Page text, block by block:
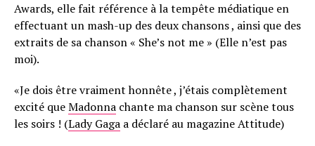
Awards, elle fait référence à la tempête médiatique en
effectuant un mash-up des deux chansons , ainsi que des
extraits de sa chanson « She’s not me » (Elle n’est pas
moi).
«Je dois être vraiment honnête , j’étais complètement
excité queMadonna chante ma chanson sur scène tous
les soirs ! (Lady Gaga a déclaré au magazine Attitude)